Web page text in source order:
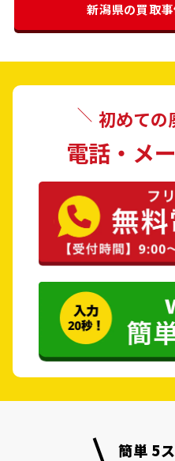
新潟県の買取
初めての
電話・メ
簡単 5